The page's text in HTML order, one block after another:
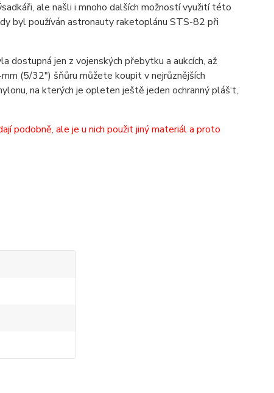
ale našli i mnoho dalších možností využití této
byl používán astronauty raketoplánu STS-82 při
dostupná jen z vojenských přebytku a aukcích, až
(5/32") šňůru můžete koupit v nejrůznějších
na kterých je opleten ještě jeden ochranný pláš‘t,
podobně, ale je u nich použit jiný materiál a proto